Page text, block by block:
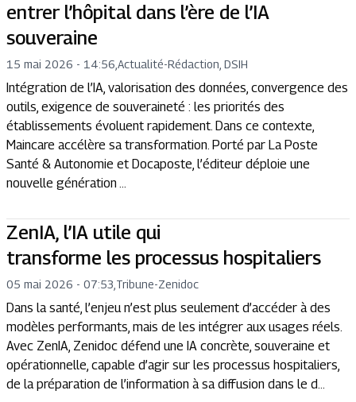
entrer l’hôpital dans l’ère de l’IA
souveraine
15 mai 2026 - 14:56 Actualité-Rédaction, DSIH
Intégration de l’IA, valorisation des données, convergence des
outils, exigence de souveraineté : les priorités des
établissements évoluent rapidement. Dans ce contexte,
Maincare accélère sa transformation. Porté par La Poste
Santé & Autonomie et Docaposte, l’éditeur déploie une
nouvelle génération ...
ZenIA, l’IA utile qui
transforme les processus hospitaliers
05 mai 2026 - 07:53 Tribune-Zenidoc
Dans la santé, l’enjeu n’est plus seulement d’accéder à des
modèles performants, mais de les intégrer aux usages réels.
Avec ZenIA, Zenidoc défend une IA concrète, souveraine et
opérationnelle, capable d’agir sur les processus hospitaliers,
de la préparation de l’information à sa diffusion dans le d...